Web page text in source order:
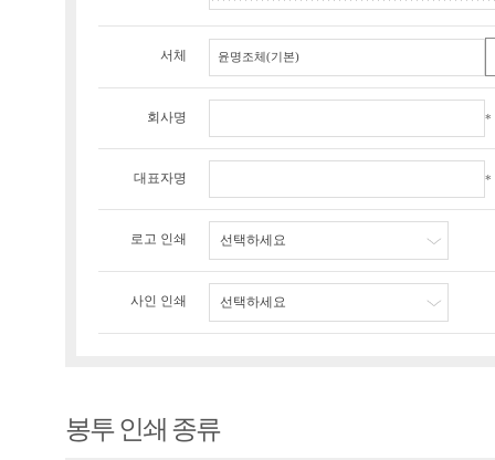
서체
회사명 *
대표자명 *
로고 인쇄 선택하세요
사인 인쇄 선택하세요
봉투 인쇄 종류